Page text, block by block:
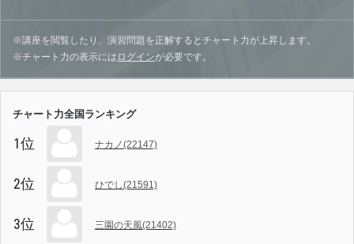
※講座を閲覧したり、演習問題を正解するとチャート力が上昇します。
※チャート力の表示には ログインが必要です。
チャート力全国ランキング
1位 ナカノ(22147)
2位 ひでし(21591)
3位 三園の天風(21402)